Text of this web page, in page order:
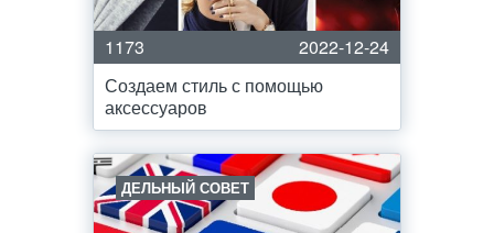
1173
2022-12-24
Создаем стиль с помощью
аксессуаров
ДЕЛЬНЫЙ СОВЕТ